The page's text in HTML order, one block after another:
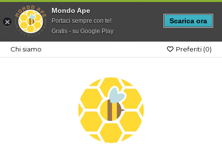
Mondo Ape
Portaci sempre con te!
Gratis - su Google Play
Scarica ora
Chi siamo Preferiti (0)